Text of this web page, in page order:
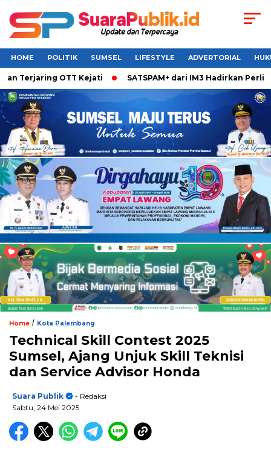
HOME POLITIK SUMSEL LIFESTYLE ADVERTORIAL
OTT Kejati SATSPAM+ dari IM3 Hadirkan
Home / Kota Palembang
Technical Skill Contest 2025
Sumsel, Ajang Unjuk Skill Teknisi
dan Service Advisor Honda
Suara Publik
- Redaksi
Sabtu, 24 Mei 2025